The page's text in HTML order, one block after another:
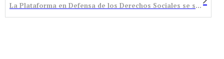
La Plataforma en Defensa de los Derechos Sociales se solidariza con Ramiro Pinto